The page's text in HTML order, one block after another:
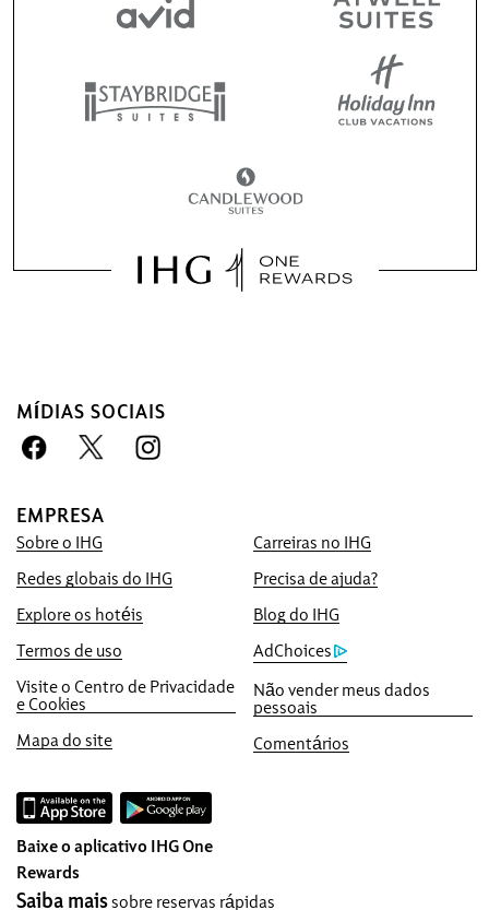
MÍDIAS SOCIAIS
EMPRESA
Sobre o IHG
Carreiras no IHG
Redes globais do IHG
Precisa de ajuda?
Explore os hotéis
Blog do IHG
Termos de uso
AdChoices
Visite o Centro de Privacidade
e Cookies
Não vender meus dados
pessoais
Mapa do site
Comentários
Baixe o aplicativo IHG One
Rewards
Saiba maissobre reservas rápidas
Reserve conosco e ganhe mais
Prometemos oferecer o menor preço
disponível on-line, ou cobriremos a oferta e
lhe daremos cinco vezes o número de
pontos do IHG™ Rewards Club, até no
Garantia de reserva on-line
Seu apartamento está garantido.
Sem taxas de reserva!
reservas diretamente conosco.
Privacidade de dados e Segurança do site
O IHG leva a sua privacidade a sério e
trabalha para proteger você. Todas as